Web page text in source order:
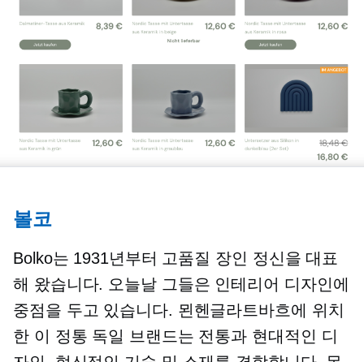
볼코
Bolko는 1931년부터 고품질 장인 정신을 대표
해 왔습니다. 오늘날 그들은 인테리어 디자인에
중점을 두고 있습니다. 묀헨글라트바흐에 위치
한 이 정통 독일 브랜드는 전통과 현대적인 디